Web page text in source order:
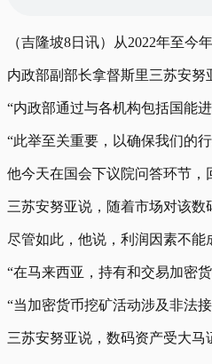
（吉隆坡8日讯）从2022年至今
内政部副部长拿督斯里三苏安努
“内政部通过与各机构包括国能
“此举至关重要，以确保我们的
他今天在国会下议院问答环节，
三苏安努亚说，随着市场对该数
尽管如此，他说，利润因素不能
“在马来西亚，持有和交易加密
“当加密货币挖矿活动涉及非法
三苏安努亚说，数码资产受大马